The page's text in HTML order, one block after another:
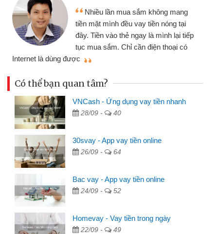
sắm không mang
vay tiền nóng tại
ngay là mình lại tiếp
cần điện thoại có
nhiều lúc cần vốn
đến website qua bạn
đã giải quyết được
Có thể bạn quan tâm?
VNCash - Ứng dụng vay tiền nhanh
28/09 - 40
30svay - App vay tiền online
26/09 - 64
Bac vay - App vay tiền online
24/09 - 52
Homevay - Vay tiền trong ngày
22/09 - 49